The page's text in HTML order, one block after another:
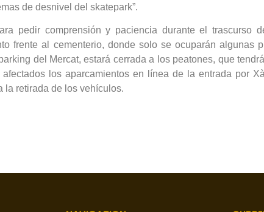
de desnivel del skatepark”.
pedir comprensión y paciencia durante el
frente al cementerio, donde solo se ocuparán
del Mercat, estará cerrada a los peatones, que
los aparcamientos en línea de la entrada por
la retirada de los vehículos.